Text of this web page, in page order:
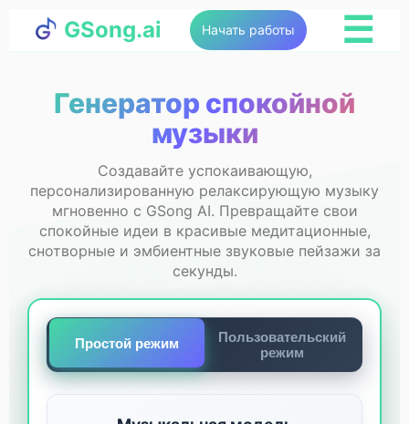
GSong.ai Начать работы ☰
Генератор спокойной
музыки
Создавайте успокаивающую,
персонализированную релаксирующую музыку
мгновенно с GSong AI. Превращайте свои
спокойные идеи в красивые медитационные,
снотворные и эмбиентные звуковые пейзажи за
секунды.
Простой режим
Пользовательский
режим